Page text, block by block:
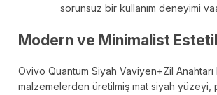
sorunsuz bir kullanım deneyimi
Modern ve Minimalist
Ovivo Quantum Siyah Vaviyen+Zil
malzemelerden üretilmiş mat siyah yüzeyi,